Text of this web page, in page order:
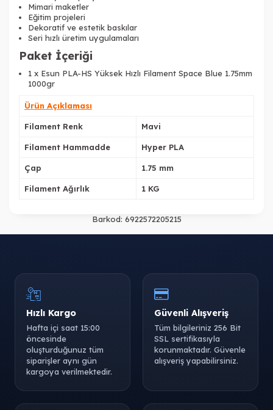
Tükendi
Mimari maketler
Eğitim projeleri
Dekoratif ve estetik baskılar
Seri hızlı üretim uygulamaları
Paket İçeriği
1 x Esun PLA-HS Yüksek Hızlı Filament Space Blue 1.75mm
1000gr
Ürün Açıklaması
Filament Renk Mavi
Filament Hammadde Hyper PLA
Çap 1.75 mm
Filament Ağırlık 1 KG
Barkod: 6922572205215
Hızlı Kargo
Hafta içi saat 15:00
öncesinde
oluşturduğunuz tüm
siparişler aynı gün
kargoya verilmektedir.
Güvenli Alışveriş
Tüm bilgileriniz 256 Bit
SSL sertifikasıyla
korunmaktadır. Güvenle
alışveriş yapabilirsiniz.